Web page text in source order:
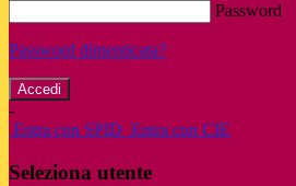
Password
Password dimenticata?
-
Entra con SPID Entra con CIE
Seleziona utente